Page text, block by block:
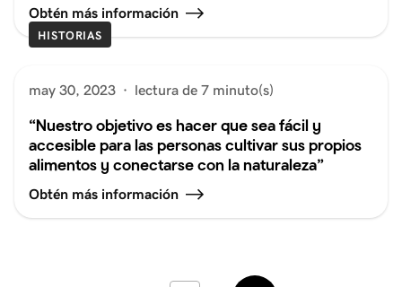
Obtén más información
HISTORIAS
may 30, 2023 · lectura de 7 minuto(s)
“Nuestro objetivo es hacer que sea fácil y
accesible para las personas cultivar sus propios
alimentos y conectarse con la naturaleza”
Obtén más información